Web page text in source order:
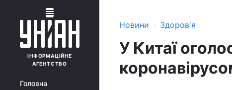
ІНФОРМАЦІЙНЕ
АГЕНТСТВО
Головна
Новини › Здоров'я
У Китаї